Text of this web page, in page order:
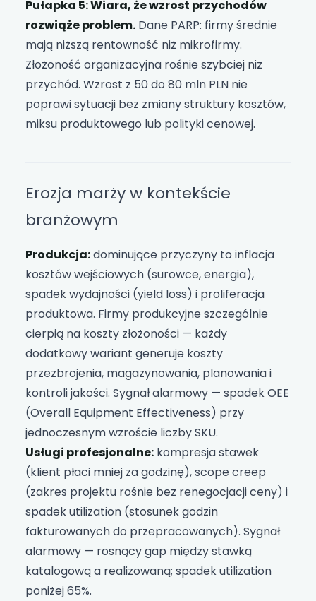
Pułapka 5: Wiara, że wzrost przychodów
rozwiąże problem. Dane PARP: firmy średnie
mają niższą rentowność niż mikrofirmy.
Złożoność organizacyjna rośnie szybciej niż
przychód. Wzrost z 50 do 80 mln PLN nie
poprawi sytuacji bez zmiany struktury kosztów,
miksu produktowego lub polityki cenowej.
Erozja marży w kontekście
branżowym
Produkcja:dominujące przyczyny to inflacja
kosztów wejściowych (surowce, energia),
spadek wydajności (yield loss) i proliferacja
produktowa. Firmy produkcyjne szczególnie
cierpią na koszty złożoności — każdy
dodatkowy wariant generuje koszty
przezbrojenia, magazynowania, planowania i
kontroli jakości. Sygnał alarmowy — spadek OEE
(Overall Equipment Effectiveness) przy
jednoczesnym wzroście liczby SKU.
Usługi profesjonalne: kompresja stawek
(klient płaci mniej za godzinę), scope creep
(zakres projektu rośnie bez renegocjacji ceny) i
spadek utilization (stosunek godzin
fakturowanych do przepracowanych). Sygnał
alarmowy — rosnący gap między stawką
katalogową a realizowaną; spadek utilization
poniżej 65%.